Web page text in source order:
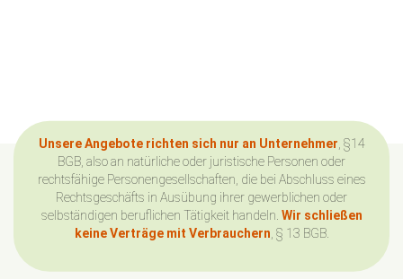
Unsere Angebote richten sich nur an Unternehmer , §14
BGB, also an natürliche oder juristische Personen oder
rechtsfähige Personengesellschaften, die bei Abschluss eines
Rechtsgeschäfts in Ausübung ihrer gewerblichen oder
selbständigen beruflichen Tätigkeit handeln. Wir schließen
keine Verträge mit Verbrauchern , § 13 BGB.